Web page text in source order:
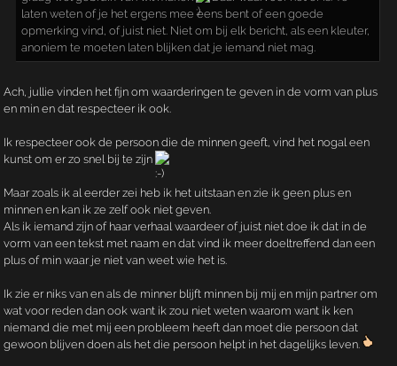
laten weten of je het ergens mee eens bent of een goede
opmerking vind, of juist niet. Niet om bij elk bericht, als een kleuter,
anoniem te moeten laten blijken dat je iemand niet mag.
Ach, jullie vinden het fijn om waarderingen te geven in de vorm van plus
en min en dat respecteer ik ook.
Ik respecteer ook de persoon die de minnen geeft, vind het nogal een
kunst om er zo snel bij te zijn
Maar zoals ik al eerder zei heb ik het uitstaan en zie ik geen plus en
minnen en kan ik ze zelf ook niet geven.
Als ik iemand zijn of haar verhaal waardeer of juist niet doe ik dat in de
vorm van een tekst met naam en dat vind ik meer doeltreffend dan een
plus of min waar je niet van weet wie het is.
Ik zie er niks van en als de minner blijft minnen bij mij en mijn partner om
wat voor reden dan ook want ik zou niet weten waarom want ik ken
niemand die met mij een probleem heeft dan moet die persoon dat
gewoon blijven doen als het die persoon helpt in het dagelijks leven.